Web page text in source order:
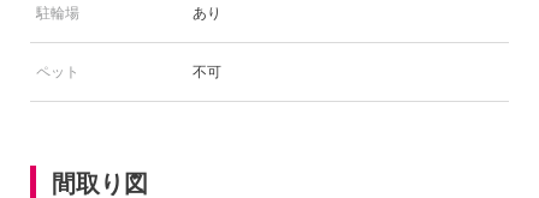
駐輪場 あり
ペット 不可
間取り図